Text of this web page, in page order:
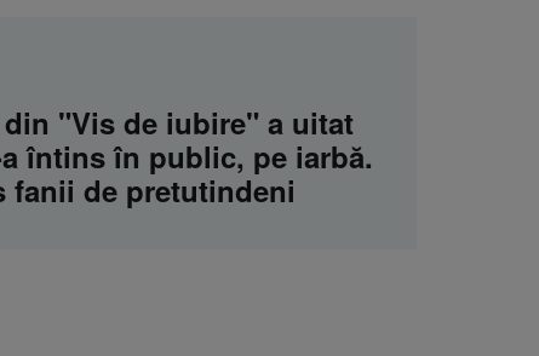
"Vis de iubire" a uitat
întins în public, pe iarbă.
fanii de pretutindeni